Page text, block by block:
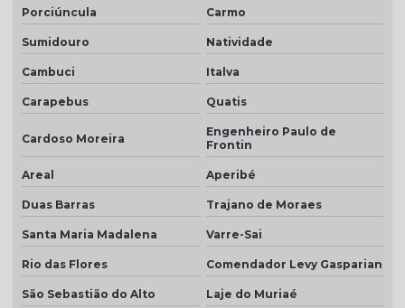
Telha piso branco
Telha piso esmaltada
Telha plan cerâmica
Telha plan colonial
Telha plan por m2
Telha plan natural
Telha plan preço
Telha plan resinada
Telha plan resinada preço
Porciúncula Carmo
Sumidouro Natividade
Cambuci Italva
Carapebus Quatis
Cardoso Moreira
Engenheiro Paulo de
Frontin
Areal Aperibé
Duas Barras Trajano de Moraes
Santa Maria Madalena Varre-Sai
Rio das Flores Comendador Levy Gasparian
São Sebastião do Alto Laje do Muriaé